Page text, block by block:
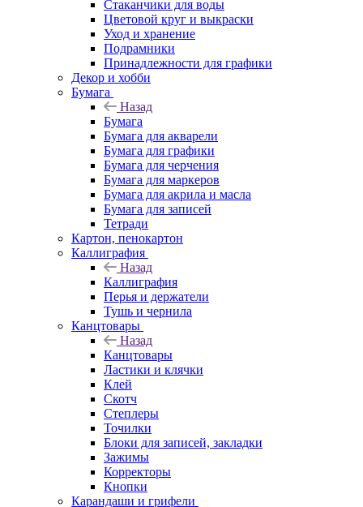
Стаканчики для воды
Цветовой круг и выкраски
Уход и хранение
Подрамники
Принадлежности для графики
Декор и хобби
Бумага
Назад
Бумага
Бумага для акварели
Бумага для графики
Бумага для черчения
Бумага для маркеров
Бумага для акрила и масла
Бумага для записей
Тетради
Картон, пенокартон
Каллиграфия
Назад
Каллиграфия
Перья и держатели
Тушь и чернила
Канцтовары
Назад
Канцтовары
Ластики и клячки
Клей
Скотч
Степлеры
Точилки
Блоки для записей, закладки
Зажимы
Корректоры
Кнопки
Карандаши и грифели